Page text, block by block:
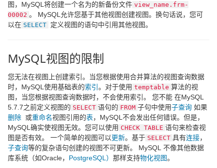
图，MySQL将创建一个名为的新备份文件 view_name.frm-
00002 。 MySQL允许您基于其他视图创建视图。换句话说，您可
以在 SELECT 定义视图的语句中引用其他视图。
MySQL视图的限制
您无法在视图上创建索引。当您根据使用合并算法的视图查询数据
时，MySQL使用基础表的索引 。对于使用 temptable 算法的视
图，当您根据视图查询数据时，不会使用索引。 您不能 在MySQL
5.7.7之前定义视图的 SELECT 语句的 FROM 子句中使用子查询 如果
删除 或重命名视图引用的表，MySQL不会发出任何错误。但是，
MySQL确实使视图无效。您可以使用 CHECK TABLE 语句来检查视
图是否有效。 一个简单的视图可以更新。基于 SELECT 具有连接，
子查询等的复杂语句创建的视图不可更新。 MySQL 不像其他数据
库系统（如Oracle， PostgreSQL） 那样支持物化视图。